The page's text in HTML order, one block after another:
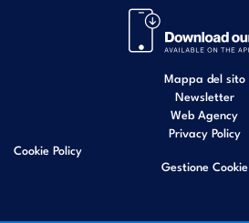
Mappa del sito
Newsletter
Web Agency
Privacy Policy
Cookie Policy
Gestione Cookie